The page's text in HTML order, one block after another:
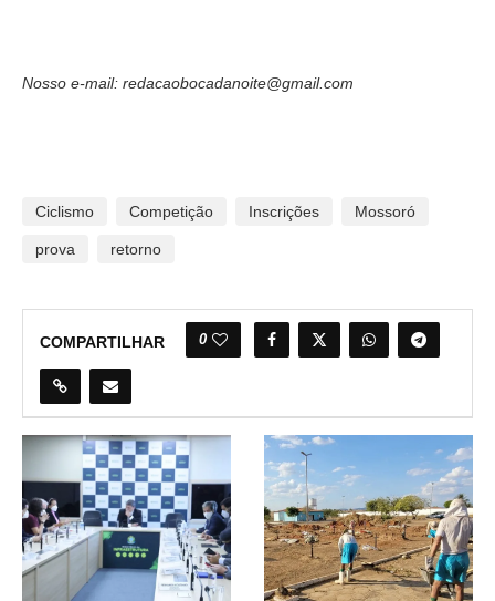
Nosso e-mail: redacaobocadanoite@gmail.com
Ciclismo Competição Inscrições Mossoró
prova retorno
COMPARTILHAR 0